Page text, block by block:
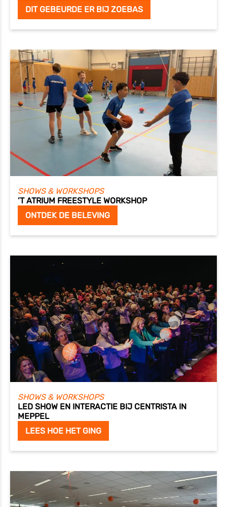
DIT GEBEURDE ER BIJ ZOEBAS
SHOWS & WORKSHOPS
’T ATRIUM FREESTYLE WORKSHOP
ONTDEK DE BELEVING
SHOWS & WORKSHOPS
LED SHOW EN INTERACTIE BIJ CENTRISTA IN
MEPPEL
LEES HOE HET GING